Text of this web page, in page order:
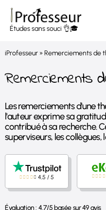
Passer
contenu
Études sans souci 👌🎓
iProfesseur» Remerciements de
Remerciements
Les remerciements d'une
l'auteur exprime sa
contribué à sa recherche.
superviseurs, les
4,5 /5
Évaluation : 4.7/5 basée sur49avis